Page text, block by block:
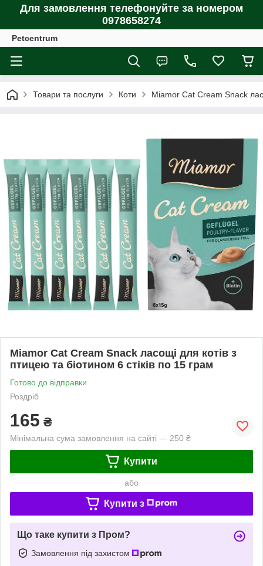
Для замовлення телефонуйте за номером
0978658274
Petcentrum
Товари та послуги Коти Miamor Cat Cream Snack
Miamor Cat Cream Snack ласощі для котів з
птицею та біотином 6 стіків по 15 грам
Готово до відправки
Роздріб
165 ₴
Мінімальна сума замовлення на сайті — 250 ₴
Купити
або
Купити з
Що таке купити з Пром?
Замовлення під захистом